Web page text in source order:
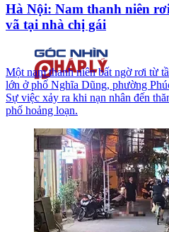
Hà Nội: Nam thanh niên
vã tại nhà chị gái
Một nam thanh niên bất ngờ rơi từ
lớn ở phố Nghĩa Dũng, phường
Sự việc xảy ra khi nạn nhân đến
phố hoảng loạn.